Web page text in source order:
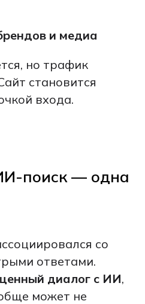
и медиа
но трафик
становится
входа.
поиск — одна
со
ответами.
диалог с ИИ,
может не